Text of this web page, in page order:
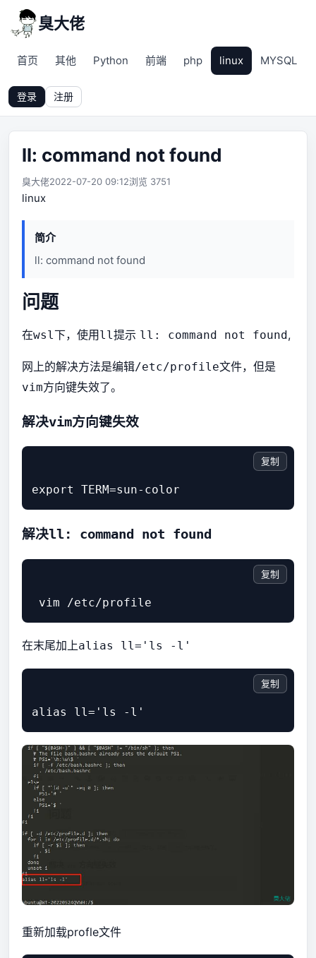
臭大佬
首页 其他 Python 前端 php linux MYSQL
登录 注册
ll: command not found
臭大佬2022-07-20 09:12浏览 3751
linux
简介
ll: command not found
问题
在wsl下，使用 ll提示 ll: command not found,
网上的解决方法是编辑/etc/profile文件，但是
vim方向键失效了。
解决vim方向键失效
复制
解决ll: command not found
复制
在末尾加上alias ll='ls -l'
复制
重新加载profle文件